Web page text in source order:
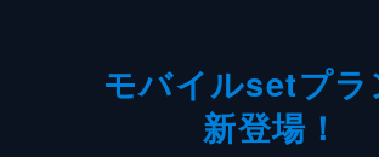
モバイルsetプラ
新登場！